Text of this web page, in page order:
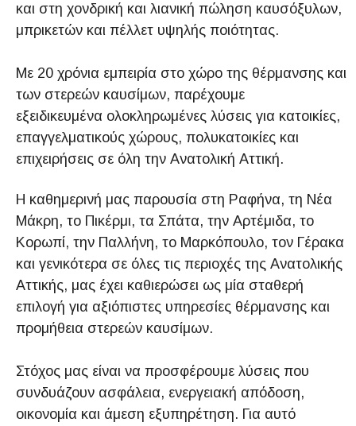
και στη χονδρική και λιανική πώληση καυσόξυλων,
μπρικετών και πέλλετ υψηλής ποιότητας.
Με 20 χρόνια εμπειρία στο χώρο της θέρμανσης και
των στερεών καυσίμων, παρέχουμε
εξειδικευμένα ολοκληρωμένες λύσεις για κατοικίες,
επαγγελματικούς χώρους, πολυκατοικίες και
επιχειρήσεις σε όλη την Ανατολική Αττική.
Η καθημερινή μας παρουσία στη Ραφήνα, τη Νέα
Μάκρη, το Πικέρμι, τα Σπάτα, την Αρτέμιδα, το
Κορωπί, την Παλλήνη, το Μαρκόπουλο, τον Γέρακα
και γενικότερα σε όλες τις περιοχές της Ανατολικής
Αττικής, μας έχει καθιερώσει ως μία σταθερή
επιλογή για αξιόπιστες υπηρεσίες θέρμανσης και
προμήθεια στερεών καυσίμων.
Στόχος μας είναι να προσφέρουμε λύσεις που
συνδυάζουν ασφάλεια, ενεργειακή απόδοση,
οικονομία και άμεση εξυπηρέτηση. Για αυτό